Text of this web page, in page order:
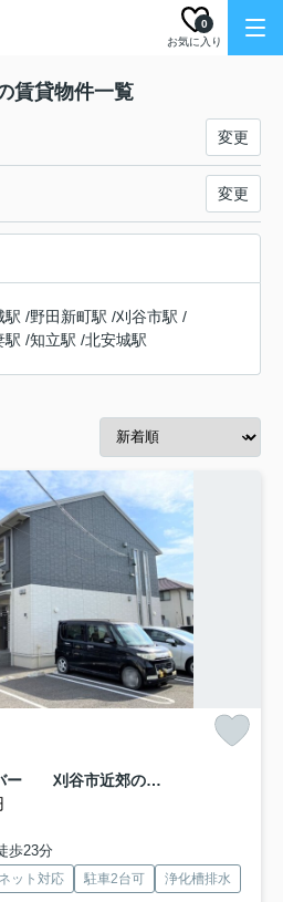
お気に入り
0
賃貸物件一覧
変更
変更
駅 /野田新町駅 /刈谷市駅 /
駅 /知立駅 /北安城駅
サニーコート スリーリバー 刈谷市近郊の賃貸はクラスホーム刈谷店
歩23分
ット対応 駐車2台可 浄化槽排水